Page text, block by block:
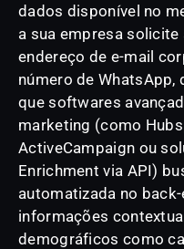
dados disponível no
a sua empresa
endereço de e-mail
número de
que softwares
marketing (como
ActiveCampaign ou
Enrichment via API)
automatizada no
informações
demográficos como